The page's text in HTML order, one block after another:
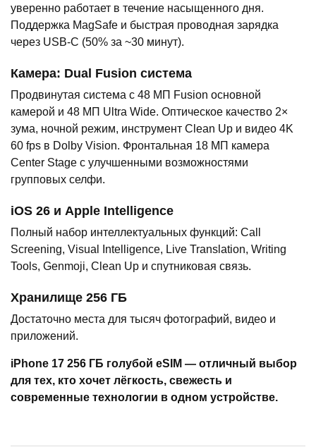
уверенно работает в течение насыщенного дня.
Поддержка MagSafe и быстрая проводная зарядка
через USB-C (50% за ~30 минут).
Камера: Dual Fusion система
Продвинутая система с 48 МП Fusion основной
камерой и 48 МП Ultra Wide. Оптическое качество 2×
зума, ночной режим, инструмент Clean Up и видео 4K
60 fps в Dolby Vision. Фронтальная 18 МП камера
Center Stage с улучшенными возможностями
групповых селфи.
iOS 26 и Apple Intelligence
Полный набор интеллектуальных функций: Call
Screening, Visual Intelligence, Live Translation, Writing
Tools, Genmoji, Clean Up и спутниковая связь.
Хранилище 256 ГБ
Достаточно места для тысяч фотографий, видео и
приложений.
iPhone 17 256 ГБ голубой eSIM — отличный выбор
для тех, кто хочет лёгкость, свежесть и
современные технологии в одном устройстве.